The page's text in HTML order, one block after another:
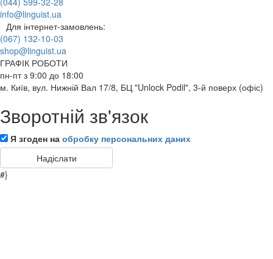
info@linguist.ua
Для інтернет-замовлень:
(067) 132-10-03
shop@linguist.ua
ГРАФІК РОБОТИ
пн-пт з 9:00 до 18:00
м. Київ, вул. Нижній Вал 17/8, БЦ "Unlock Podil", 3-й поверх (офіс)
Зворотній зв'язок
Я згоден на обробку персональних даних
#}